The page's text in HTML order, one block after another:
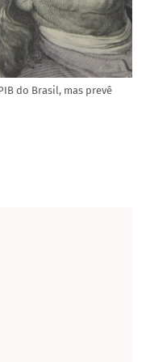
do Brasil, mas prevê